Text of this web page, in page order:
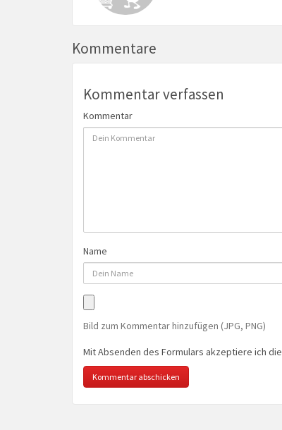
Kommentare
Kommentar verfassen
Kommentar
Name
Bild zum Kommentar hinzufügen (JPG, PNG)
Mit Absenden des Formulars akzeptiere ich die